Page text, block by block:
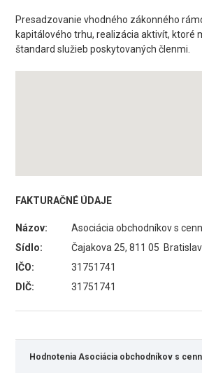
Presadzovanie vhodného zákonného
kapitálového trhu, realizácia aktivít, ktoré
štandard služieb poskytovaných členmi.
FAKTURAČNÉ ÚDAJE
Názov:
Asociácia obchodníkov s
Sídlo:
Čajakova 25, 811 05
IČO:
31751741
DIČ:
31751741
Hodnotenia Asociácia obchodníkov s